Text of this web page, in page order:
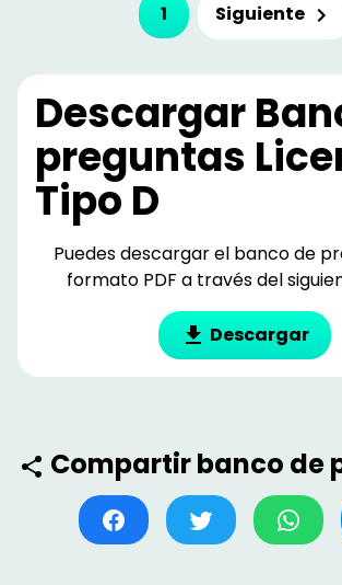
1 Siguiente
Descargar
preguntas
Tipo D
Puedes descargar el banco de
formato PDF a través del
Descargar
Compartir banco de